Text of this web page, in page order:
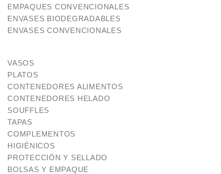
EMPAQUES CONVENCIONALES
ENVASES BIODEGRADABLES
ENVASES CONVENCIONALES
VASOS
PLATOS
CONTENEDORES ALIMENTOS
CONTENEDORES HELADO
SOUFFLES
TAPAS
COMPLEMENTOS
HIGIÉNICOS
PROTECCIÓN Y SELLADO
BOLSAS Y EMPAQUE